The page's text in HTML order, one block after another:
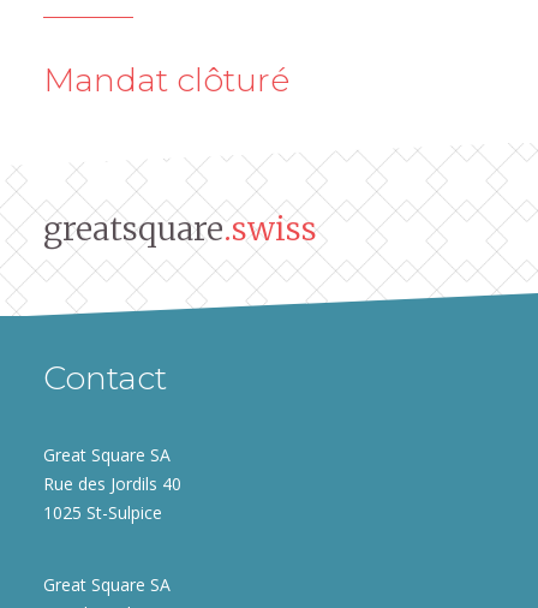
Mandat clôturé
greatsquare.swiss
Contact
Great Square SA
Rue des Jordils 40
1025 St-Sulpice
Great Square SA